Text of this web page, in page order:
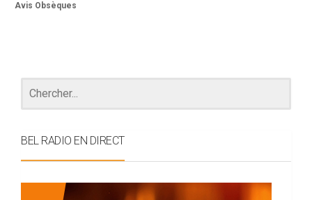
Avis Obsèques
BEL RADIO EN DIRECT